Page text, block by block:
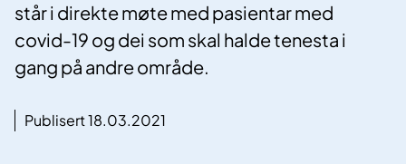
står i direkte møte med pasientar med
covid-19 og dei som skal halde tenesta i
gang på andre område.
Publisert 18.03.2021